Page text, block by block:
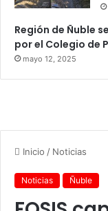
Región de Ñuble
por el Colegio de
mayo 12, 2025